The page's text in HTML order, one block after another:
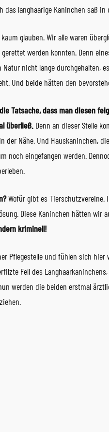
langhaarige Kaninchen saß in
glauben. Wir alle waren
werden konnten. Denn
nicht lange durchgehalten,
Und beide hätten den
Tatsache, dass man diesen
überließ. Denn an dieser Stelle
der Nähe. Und Hauskaninchen,
noch eingefangen werden.
Wofür gibt es Tierschutzvereine.
Diese Kaninchen hätten wir
kriminell!
Pflegestelle und fühlen sich hier
Fell des
werden die beiden erstmal